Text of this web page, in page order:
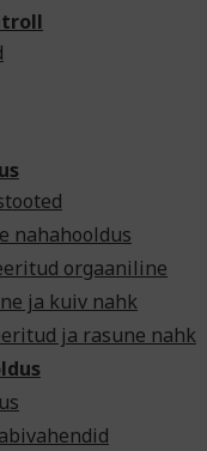
nahahooldus
orgaaniline
ja kuiv nahk
ja rasune nahk